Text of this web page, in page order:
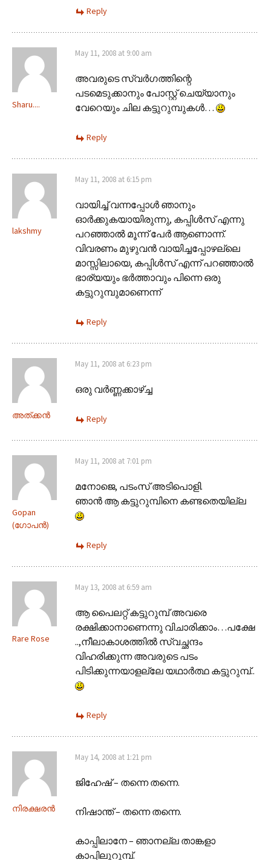
Reply
Sharu....
May 11, 2008 at 9:00 am
അവരുടെ സ്വര്‍ഗത്തിന്റെ
പടമെടുക്കാനും പോസ്റ്റ് ചെയ്യാനും
വേറെയും ചില കട്ടുറുമ്പുകള്‍…
Reply
lakshmy
May 11, 2008 at 6:15 pm
വായിച്ച് വന്നപ്പോള്‍ ഞാനും
ഓര്‍ക്കുകയായിരുന്നു, കപ്പിള്‍സ് എന്നു
പറഞ്ഞാല്‍ മൂന്ന് പേര്‍ ആണൊന്ന്.
വിവരണം മുഴുവന്‍ വായിച്ചപ്പോഴല്ലെ
മാസ്സിലായെ, കപ്പിള്‍സ് എന്ന് പറഞ്ഞാല്‍
ഭാര്യയും ഭര്‍ത്താവും പിന്നെ ഒരു
കട്ടുറുമ്പുമാണെന്ന്
Reply
അത്ക്കന്‍
May 11, 2008 at 6:23 pm
ഒരു വര്‍ണ്ണക്കാഴ്ച്ച
Reply
Gopan
(ഗോപന്‍)
May 11, 2008 at 7:01 pm
മനോജെ, പടംസ് അടിപൊളി.
ഞാന്‍ ആ കട്ടുറുമ്പിനെ കണ്ടതെയില്ല
Reply
Rare Rose
May 13, 2008 at 6:59 am
ആ പൈലറ്റ് കട്ടുറുമ്പ് അവരെ
രക്ഷിക്കാനാണെന്നു വിചാരിക്കാം…പക്ഷേ
..,നീലാകാശത്തില്‍ സ്വച്ഛന്ദം
വിഹരിക്കുന്ന അവരുടെ പടം
പിടിക്കുന്നയാളല്ലേ യഥാര്‍ത്ഥ കട്ടുറുമ്പ്..
Reply
നിരക്ഷരന്‍
May 14, 2008 at 1:21 pm
ജിഹേഷ് – തന്നെ തന്നെ.
നിഷാന്ത് – തന്നെ തന്നെ.
കാപ്പിലാനേ – ഞാനല്ല താങ്കളാ
കാപ്പിലുറുമ്പ്.